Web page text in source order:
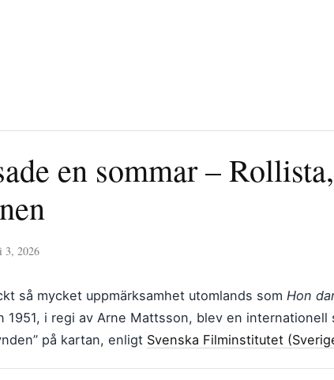
en sommar –
3, 2026
så mycket uppmärksamhet utomlands som Hon
1951, i regi av Arne Mattsson, blev en
på kartan, enligt Svenska Filminstitutet